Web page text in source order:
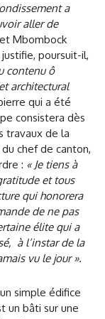
a
aller de
Mbombock
poursuit-il,
contenu ô
architectural
qui a été
consistera dès
travaux de la
chef de canton,
: « Je tiens à
et tous
qui honorera
de ne pas
élite qui a
à l’instar de la
vu le jour ».
simple édifice
un bâti sur une